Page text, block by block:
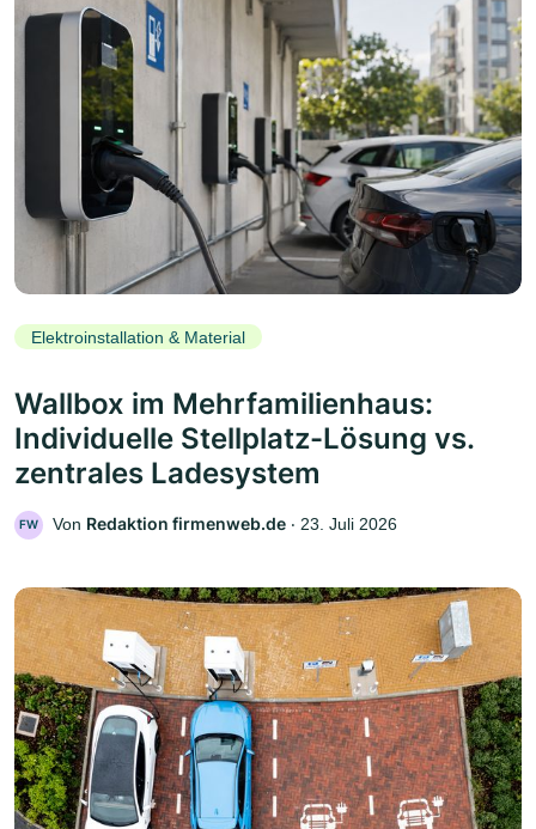
Elektroinstallation & Material
Wallbox im Mehrfamilienhaus:
Individuelle Stellplatz-Lösung vs.
zentrales Ladesystem
FW Von Redaktion firmenweb.de ‧ 23. Juli 2026